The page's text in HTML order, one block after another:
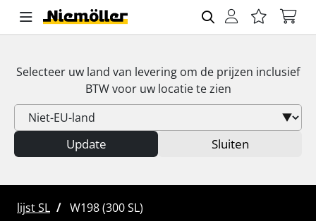
Selecteer uw land van levering om de prijzen inclusief
BTWvoor uw locatie te zien
Update Sluiten
lijst SL W198 (300 SL)